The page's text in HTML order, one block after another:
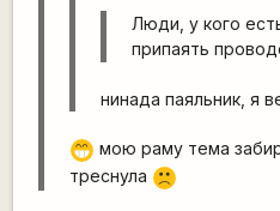
Люди, у кого
припаять
нинада паяльник, я
;D мою раму тема
треснула
:(